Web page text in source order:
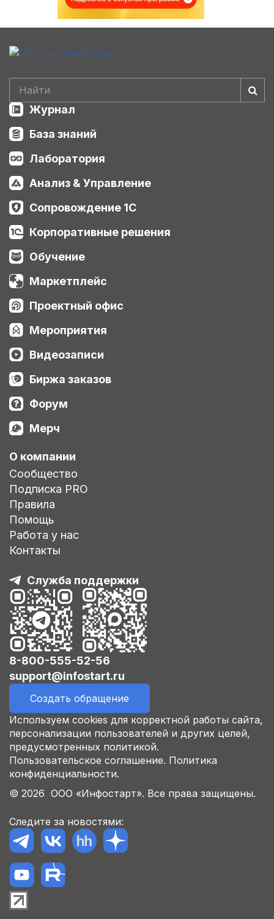
Журнал
База знаний
Лаборатория
Анализ & Управление
Сопровождение 1С
Корпоративные решения
Обучение
Маркетплейс
Проектный офис
Мероприятия
Видеозаписи
Биржа заказов
Форум
Мерч
О компании
Сообщество
Подписка PRO
Правила
Помощь
Работа у нас
Контакты
Служба поддержки
8-800-555-52-56
support@infostart.ru
Создать обращение
Используем cookies для корректной работы сайта,
персонализации пользователей и других целей,
предусмотренных политикой.
Пользовательское соглашение. Политика
конфиденциальности.
© 2026 ООО «Инфостарт». Все права защищены.
Следите за новостями: